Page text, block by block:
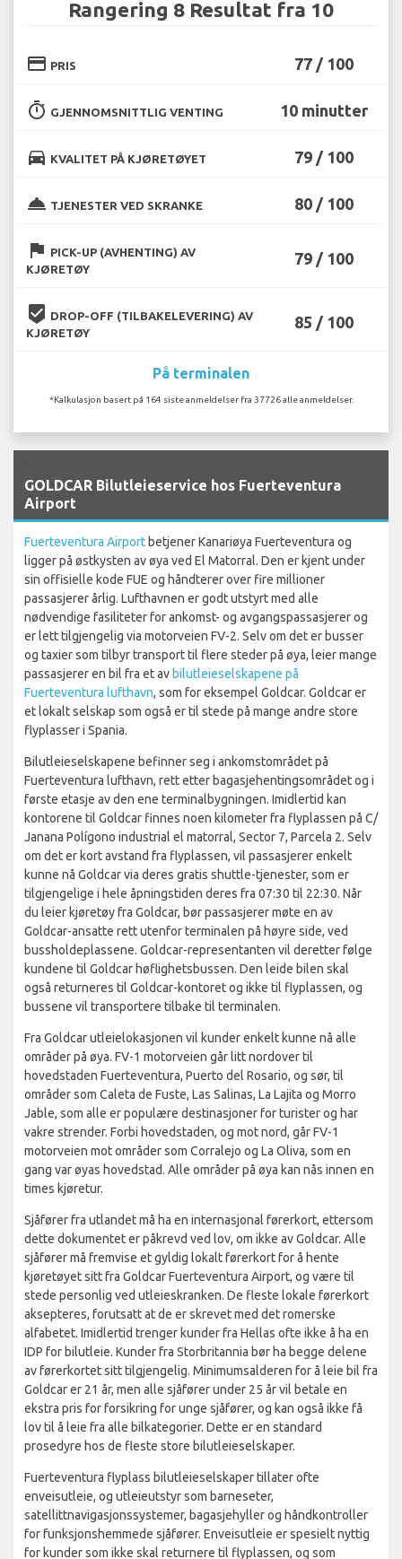
Rangering 8 Resultat fra 10
credit_card PRIS 77 / 100
timer GJENNOMSNITTLIG VENTING 10 minutter
directions_car KVALITET PÅ KJØRETØYET 79 / 100
room_service TJENESTER VED SKRANKE 80 / 100
flag PICK-UP (AVHENTING) AV
KJØRETØY
79 / 100
beenhere DROP-OFF (TILBAKELEVERING) AV
KJØRETØY
85 / 100
På terminalen
*Kalkulasjon basert på 164 siste anmeldelser fra 37726 alle anmeldelser.
GOLDCAR Bilutleieservice hos Fuerteventura
Airport
Fuerteventura Airport betjener Kanariøya Fuerteventura og
ligger på østkysten av øya ved El Matorral. Den er kjent under
sin offisielle kode FUE og håndterer over fire millioner
passasjerer årlig. Lufthavnen er godt utstyrt med alle
nødvendige fasiliteter for ankomst- og avgangspassasjerer og
er lett tilgjengelig via motorveien FV-2. Selv om det er busser
og taxier som tilbyr transport til flere steder på øya, leier mange
passasjerer en bil fra et av bilutleieselskapene på
Fuerteventura lufthavn, som for eksempel Goldcar. Goldcar er
et lokalt selskap som også er til stede på mange andre store
flyplasser i Spania.
Bilutleieselskapene befinner seg i ankomstområdet på
Fuerteventura lufthavn, rett etter bagasjehentingsområdet og i
første etasje av den ene terminalbygningen. Imidlertid kan
kontorene til Goldcar finnes noen kilometer fra flyplassen på C/
Janana Polígono industrial el matorral, Sector 7, Parcela 2. Selv
om det er kort avstand fra flyplassen, vil passasjerer enkelt
kunne nå Goldcar via deres gratis shuttle-tjenester, som er
tilgjengelige i hele åpningstiden deres fra 07:30 til 22:30. Når
du leier kjøretøy fra Goldcar, bør passasjerer møte en av
Goldcar-ansatte rett utenfor terminalen på høyre side, ved
bussholdeplassene. Goldcar-representanten vil deretter følge
kundene til Goldcar høflighetsbussen. Den leide bilen skal
også returneres til Goldcar-kontoret og ikke til flyplassen, og
bussene vil transportere tilbake til terminalen.
Fra Goldcar utleielokasjonen vil kunder enkelt kunne nå alle
områder på øya. FV-1 motorveien går litt nordover til
hovedstaden Fuerteventura, Puerto del Rosario, og sør, til
områder som Caleta de Fuste, Las Salinas, La Lajita og Morro
Jable, som alle er populære destinasjoner for turister og har
vakre strender. Forbi hovedstaden, og mot nord, går FV-1
motorveien mot områder som Corralejo og La Oliva, som en
gang var øyas hovedstad. Alle områder på øya kan nås innen en
times kjøretur.
Sjåfører fra utlandet må ha en internasjonal førerkort, ettersom
dette dokumentet er påkrevd ved lov, om ikke av Goldcar. Alle
sjåfører må fremvise et gyldig lokalt førerkort for å hente
kjøretøyet sitt fra Goldcar Fuerteventura Airport, og være til
stede personlig ved utleieskranken. De fleste lokale førerkort
aksepteres, forutsatt at de er skrevet med det romerske
alfabetet. Imidlertid trenger kunder fra Hellas ofte ikke å ha en
IDP for bilutleie. Kunder fra Storbritannia bør ha begge delene
av førerkortet sitt tilgjengelig. Minimumsalderen for å leie bil fra
Goldcar er 21 år, men alle sjåfører under 25 år vil betale en
ekstra pris for forsikring for unge sjåfører, og kan også ikke få
lov til å leie fra alle bilkategorier. Dette er en standard
prosedyre hos de fleste store bilutleieselskaper.
Fuerteventura flyplass bilutleieselskaper tillater ofte
enveisutleie, og utleieutstyr som barneseter,
satellittnavigasjonssystemer, bagasjehyller og håndkontroller
for funksjonshemmede sjåfører. Enveisutleie er spesielt nyttig
for kunder som ikke skal returnere til flyplassen, og som